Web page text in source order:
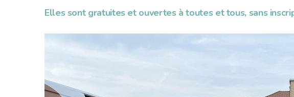
Elles sont gratuites et ouvertes à toutes et tous, sans